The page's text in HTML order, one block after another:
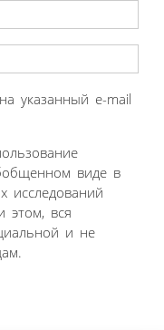
указанный e-mail
виде в
исследований
этом, вся
и не